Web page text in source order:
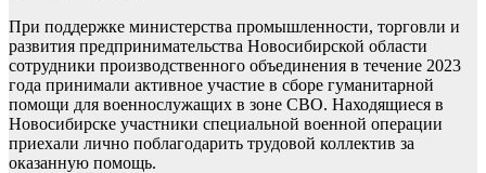
При поддержке министерства промышленности, торговли и
развития предпринимательства Новосибирской области
сотрудники производственного объединения в течение 2023
года принимали активное участие в сборе гуманитарной
помощи для военнослужащих в зоне СВО. Находящиеся в
Новосибирске участники специальной военной операции
приехали лично поблагодарить трудовой коллектив за
оказанную помощь.